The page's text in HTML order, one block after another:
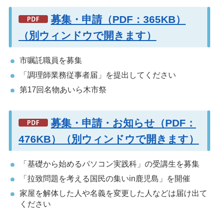
募集・申請（PDF：365KB）
（別ウィンドウで開きます）
市嘱託職員を募集
「調理師業務従事者届」を提出してください
第17回名物あいら木市祭
募集・申請・お知らせ（PDF：
476KB）（別ウィンドウで開きます）
「基礎から始めるパソコン実践科」の受講生を募集
「拉致問題を考える国民の集いin鹿児島」を開催
家屋を解体した人や名義を変更した人などは届け出て
ください